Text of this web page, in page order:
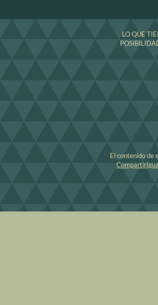
LO QUE
El contenido de